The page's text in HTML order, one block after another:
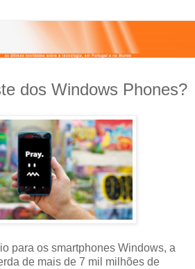
dos Windows Phones?
para os smartphones Windows, a
de mais de 7 mil milhões de